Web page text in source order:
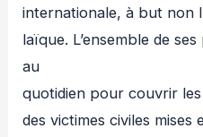
internationale, à but non
laïque. L’ensemble de
au
quotidien pour couvrir
des victimes civiles mises